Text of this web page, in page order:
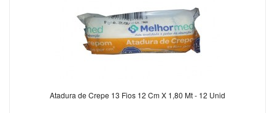
Atadura de Crepe 13 Fios 12 Cm X 1,80 Mt - 12 Unid